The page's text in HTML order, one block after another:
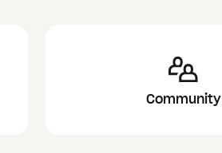
Community